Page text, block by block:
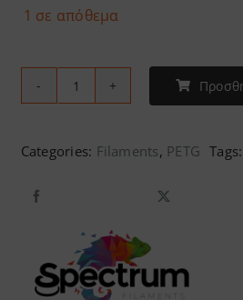
1 σε απόθεμα
Spectrum
PETG
Categories: Filaments, PETG Tags: